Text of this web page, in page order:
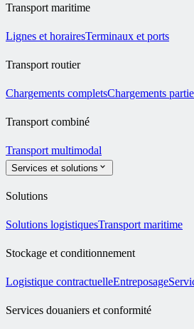
Transport maritime
Lignes et horairesTerminaux et ports
Transport routier
Chargements completsChargements
Transport combiné
Transport multimodal
Services et solutions
Solutions
Solutions logistiquesTransport maritime
Stockage et conditionnement
Logistique contractuelleEntreposage
Services douaniers et conformité